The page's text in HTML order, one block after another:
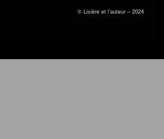
© Lisière et l’auteur – 2024